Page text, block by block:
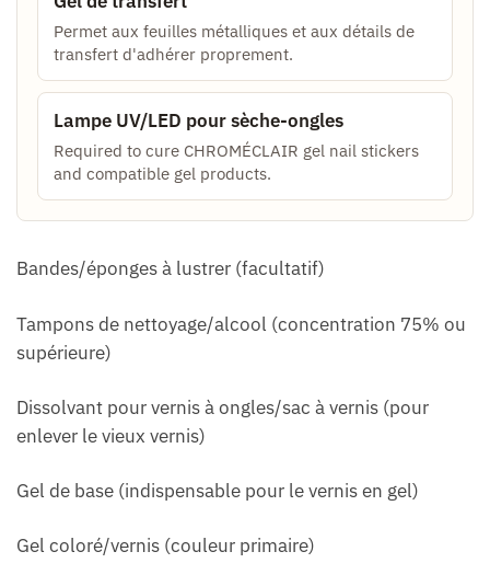
Permet aux feuilles métalliques et aux détails de
transfert d'adhérer proprement.
Lampe UV/LED pour sèche-ongles
Required to cure CHROMÉCLAIR gel nail stickers
and compatible gel products.
Bandes/éponges à lustrer (facultatif)
Tampons de nettoyage/alcool (concentration 75% ou
supérieure)
Dissolvant pour vernis à ongles/sac à vernis (pour
enlever le vieux vernis)
Gel de base (indispensable pour le vernis en gel)
Gel coloré/vernis (couleur primaire)